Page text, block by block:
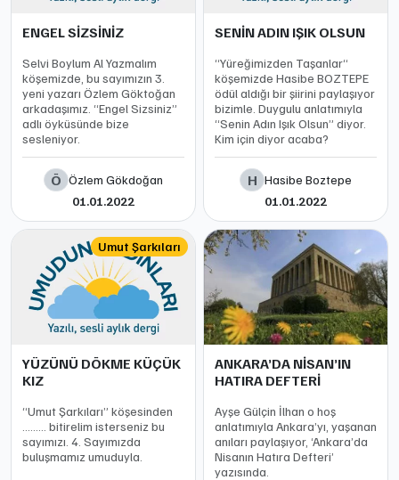
ENGEL SİZSİNİZ
Selvi Boylum Al Yazmalım
köşemizde, bu sayımızın 3.
yeni yazarı Özlem Göktoğan
arkadaşımız. “Engel Sizsiniz”
adlı öyküsünde bize
sesleniyor.
Ö Özlem Gökdoğan
01.01.2022
SENİN ADIN IŞIK OLSUN
“Yüreğimizden Taşanlar“
köşemizde Hasibe BOZTEPE
ödül aldığı bir şiirini paylaşıyor
bizimle. Duygulu anlatımıyla
“Senin Adın Işık Olsun” diyor.
Kim için diyor acaba?
H Hasibe Boztepe
01.01.2022
Umut Şarkıları
YÜZÜNÜ DÖKME KÜÇÜK
KIZ
“Umut Şarkıları” köşesinden
……… bitirelim isterseniz bu
sayımızı. 4. Sayımızda
buluşmamız umuduyla.
ANKARA’DA NİSAN’IN
HATIRA DEFTERİ
Ayşe Gülçin İlhan o hoş
anlatımıyla Ankara’yı, yaşanan
anıları paylaşıyor, ‘Ankara’da
Nisanın Hatıra Defteri’
yazısında.